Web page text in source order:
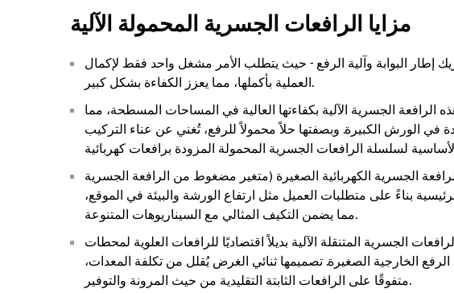
مزايا الرافعات الجسرية المحمولة الآلية
إطار البوابة وآلية الرفع - حيث يتطلب الأمر مشغل واحد فقط لإكمال
العملية بأكملها، مما يعزز الكفاءة بشكل كبير.
الجسرية الآلية بكفاءتها العالية في المساحات المسطحة، مما
في الورش الكبيرة. وبصفتها حلاً محمولاً للرفع، تُغني عن عناء التركيب
الجسرية الكهربائية الصغيرة (متغير مضغوط من الرافعة الجسرية
بناءً على متطلبات العميل مثل ارتفاع الورشة والبيئة في الموقع،
مما يضمن التكيف المثالي مع السيناريوهات المتنوعة.
الجسرية المتنقلة الآلية بديلاً اقتصاديًا للرافعات العلوية لمحطات
الخارجية الصغيرة. تصميمها ثنائي الغرض يُقلل من تكلفة المعدات،
متفوقًا على الرافعات الثابتة التقليدية من حيث المرونة والتوفير.